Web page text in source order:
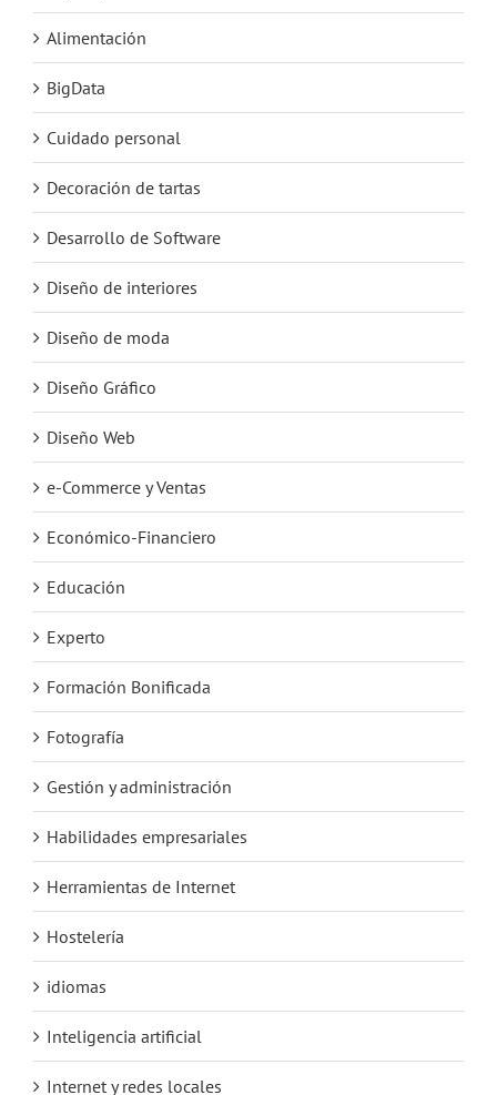
Alimentación
BigData
Cuidado personal
Decoración de tartas
Desarrollo de Software
Diseño de interiores
Diseño de moda
Diseño Gráfico
Diseño Web
e-Commerce y Ventas
Económico-Financiero
Educación
Experto
Formación Bonificada
Fotografía
Gestión y administración
Habilidades empresariales
Herramientas de Internet
Hostelería
idiomas
Inteligencia artificial
Internet y redes locales